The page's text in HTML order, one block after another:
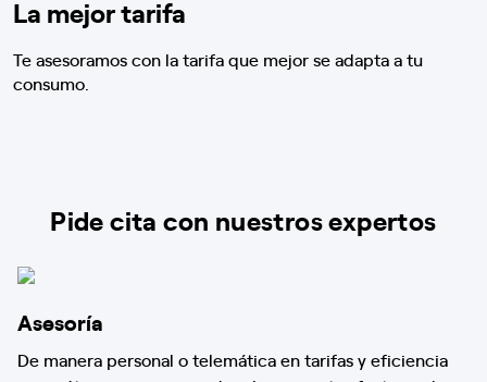
La mejor tarifa
Te asesoramos con la tarifa que mejor se adapta a tu
consumo.
Pide cita con nuestros expertos
Asesoría
De manera personal o telemática en tarifas y eficiencia